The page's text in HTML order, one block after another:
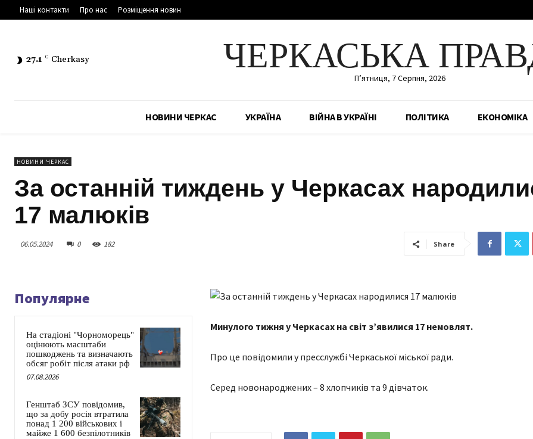
Наші контакти Про нас Розміщення новин
27.1 C Cherkasy ЧЕРКАСЬКА
П’ятниця, 7 Серпня, 2026
НОВИНИ ЧЕРКАС УКРАЇНА ВІЙНА В УКРАЇНІ ПОЛІТИКА ЕКОНОМІКА
НОВИНИ ЧЕРКАС
За останній тиждень у Черкасах
17 малюків
06.05.2024 0 182 Share
Популярне
На стадіоні "Чорноморець"
оцінюють масштаби
пошкоджень та визначають
обсяг робіт після атаки рф
07.08.2026
Генштаб ЗСУ повідомив,
що за добу росія втратила
понад 1 200 військових і
майже 1 600 безпілотників
Минулого тижня у Черкасах на світ зʼявилися 17 немовлят.
Про це повідомили у пресслужбі Черкаської міської ради.
Серед новонароджених – 8 хлопчиків та 9 дівчаток.